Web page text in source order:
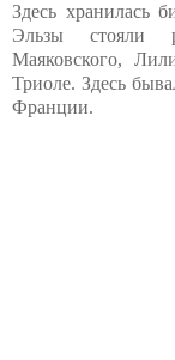
Здесь хранилась
Эльзы стояли
Маяковского,
Триоле. Здесь
Франции.